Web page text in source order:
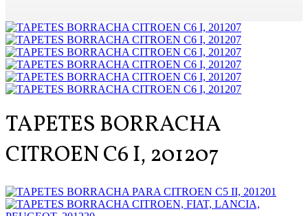
TAPETES BORRACHA
CITROEN C6 I, 201207